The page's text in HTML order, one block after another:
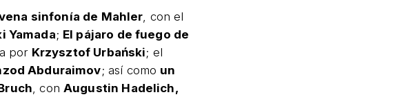
sinfonía de Mahler , con el
Yamada; El pájaro de fuego de
por Krzysztof Urbański; el
Abduraimov; así como un
, conAugustin Hadelich,